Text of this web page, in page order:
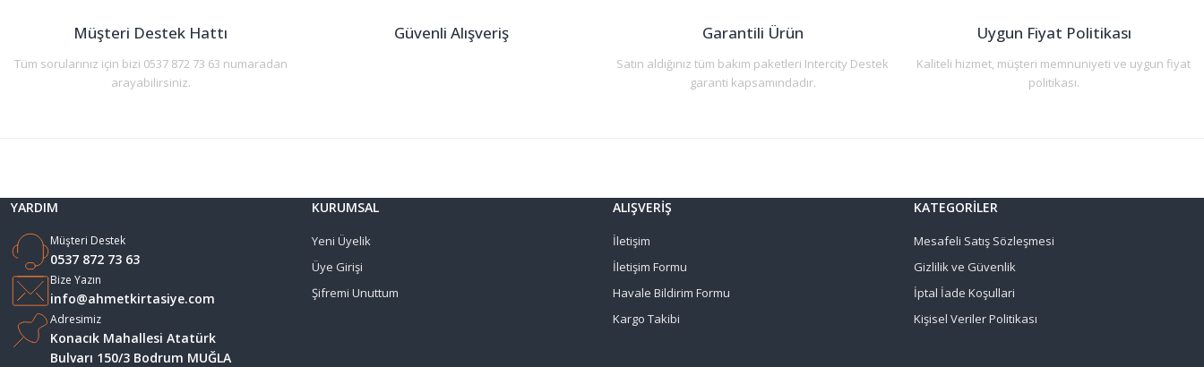
Bu ürüne benzer farklı alternatifler olmalı.
Müşteri Destek Hattı
Tüm sorularınız için bizi 0537 872 73 63 numaradan
arayabilirsiniz.
Güvenli Alışveriş Garantili Ürün
Satın aldığınız tüm bakım paketleri Intercity Destek
garanti kapsamındadır.
Uygun Fiyat Politikası
Kaliteli hizmet, müşteri memnuniyeti ve uygun fiyat
politikası.
YARDIM
Müşteri Destek
0537 872 73 63
Bize Yazın
info@ahmetkirtasiye.com
Adresimiz
Konacık Mahallesi Atatürk
Bulvarı 150/3 Bodrum MUĞLA
KURUMSAL
Yeni Üyelik
Üye Girişi
Şifremi Unuttum
ALIŞVERİŞ
İletişim
İletişim Formu
Havale Bildirim Formu
Kargo Takibi
KATEGORİLER
Mesafeli Satış Sözleşmesi
Gizlilik ve Güvenlik
İptal İade Koşullari
Kişisel Veriler Politikası